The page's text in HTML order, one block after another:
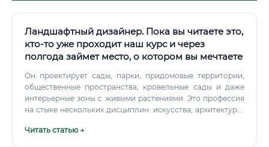
Ландшафтный дизайнер. Пока вы читаете это,
кто-то уже проходит наш курс и через
полгода займет место, о котором вы мечтаете
Он проектирует сады, парки, придомовые территории,
общественные пространства, кровельные сады и даже
интерьерные зоны с живыми растениями. Это профессия
на стыке нескольких дисциплин: искусства, архитектуры,
одновременно обладать художественным вкусом, знать
Читать статью →